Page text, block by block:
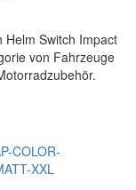
Helm Switch Impact
von Fahrzeuge